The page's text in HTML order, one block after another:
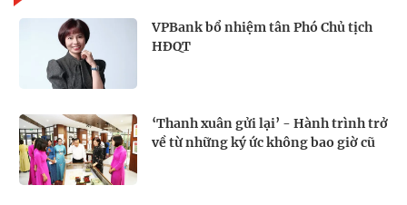
VPBank bổ nhiệm tân Phó Chủ tịch
HĐQT
‘Thanh xuân gửi lại’ - Hành trình trở
về từ những ký ức không bao giờ cũ